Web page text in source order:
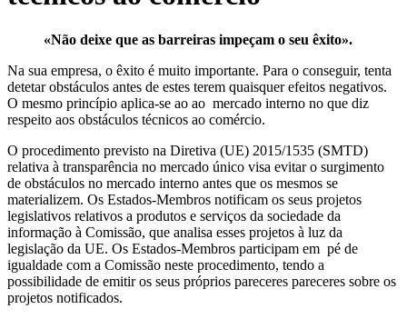
«Não deixe que as barreiras impeçam o seu êxito».
Na sua empresa, o êxito é muito importante. Para o conseguir, tenta
detetar obstáculos antes de estes terem quaisquer efeitos negativos.
O mesmo princípio aplica-se ao ao mercado interno no que diz
respeito aos obstáculos técnicos ao comércio.
O procedimento previsto na Diretiva (UE) 2015/1535 (SMTD)
relativa à transparência no mercado único visa evitar o surgimento
de obstáculos no mercado interno antes que os mesmos se
materializem. Os Estados-Membros notificam os seus projetos
legislativos relativos a produtos e serviços da sociedade da
informação à Comissão, que analisa esses projetos à luz da
legislação da UE. Os Estados-Membros participam em pé de
igualdade com a Comissão neste procedimento, tendo a
possibilidade de emitir os seus próprios pareceres pareceres sobre os
projetos notificados.